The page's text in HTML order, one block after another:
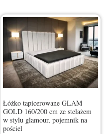
Łóżko tapicerowane GLAM
GOLD 160/200 cm ze stelażem
w stylu glamour, pojemnik na
pościel